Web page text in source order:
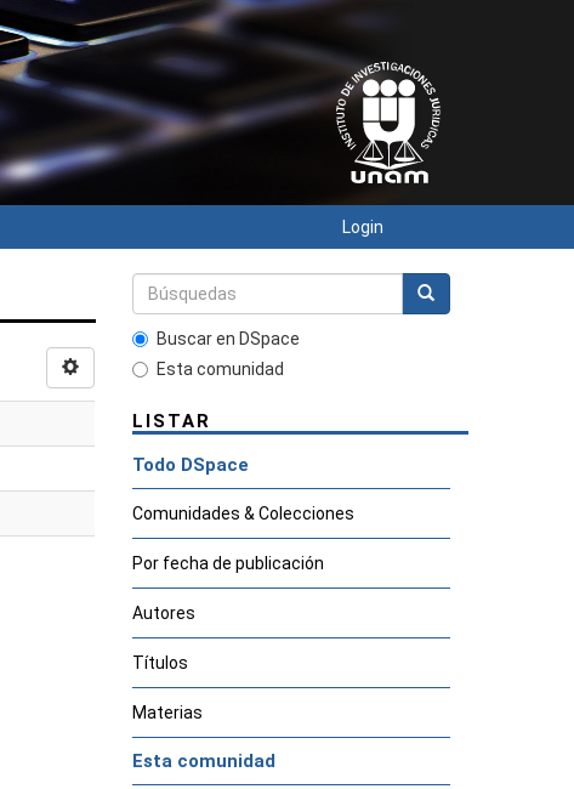
Login
Buscar en DSpace
Esta comunidad
LISTAR
Todo DSpace
Comunidades & Colecciones
Por fecha de publicación
Autores
Títulos
Materias
Esta comunidad